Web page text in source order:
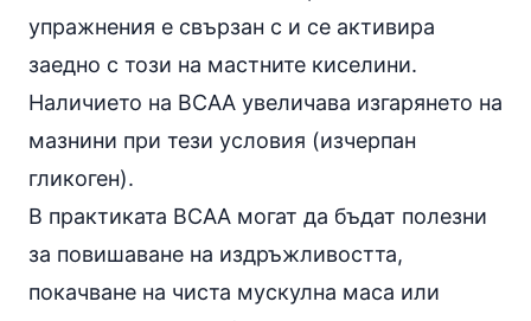
упражнения е свързан с и се активира
заедно с този на мастните киселини.
Наличието на BCAA увеличава изгарянето на
мазнини при тези условия (изчерпан
гликоген).
В практиката BCAA могат да бъдат полезни
за повишаване на издръжливостта,
покачване на чиста мускулна маса или